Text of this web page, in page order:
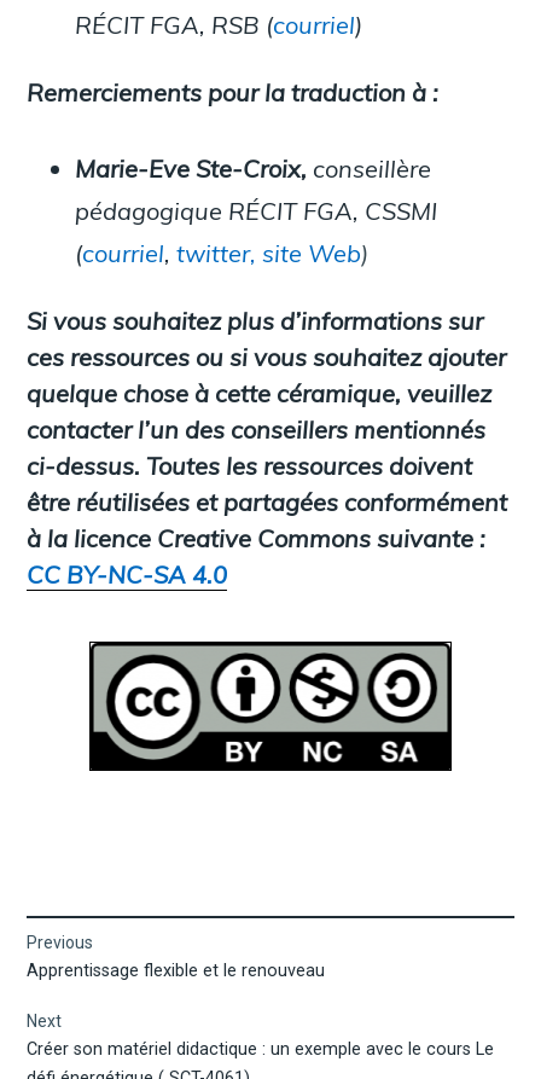
RÉCIT FGA, RSB (courriel)
Remerciements pour la traduction à :
Marie-Eve Ste-Croix, conseillère
pédagogique RÉCIT FGA, CSSMI
(courriel,twitter, site Web)
Si vous souhaitez plus d’informations sur
ces ressources ou si vous souhaitez ajouter
quelque chose à cette céramique, veuillez
contacter l’un des conseillers mentionnés
ci-dessus. Toutes les ressources doivent
être réutilisées et partagées conformément
à la licence Creative Commons suivante :
CC BY-NC-SA 4.0
Navigation
de
l’article
Previous
Previous
Apprentissage flexible et le renouveau
Next
Next
Créer son matériel didactique : un exemple avec le cours Le